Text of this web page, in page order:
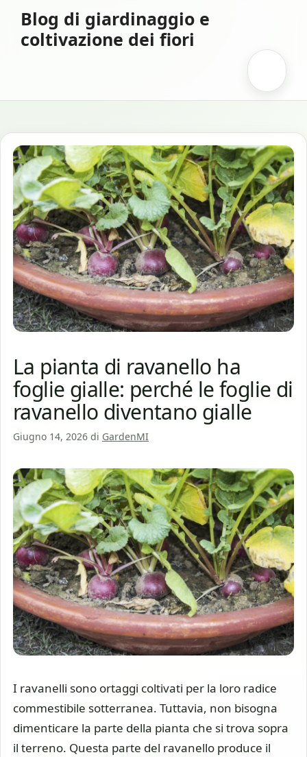
contenuto
Blog di giardinaggio e
coltivazione dei fiori
La pianta di ravanello ha
foglie gialle: perché le foglie di
ravanello diventano gialle
Giugno 14, 2026 di GardenMI
I ravanelli sono ortaggi coltivati per la loro radice
commestibile sotterranea. Tuttavia, non bisogna
dimenticare la parte della pianta che si trova sopra
il terreno. Questa parte del ravanello produce il